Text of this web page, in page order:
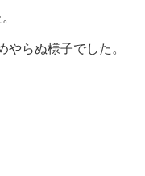
らぬ様子でした。